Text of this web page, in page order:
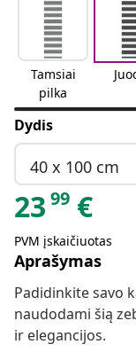
Tamsiai
pilka
Dydis
40 x 100 cm
23 99 €
PVM įskaičiuotas
Aprašymas
Padidinkite savo
naudodami šią
ir elegancijos.